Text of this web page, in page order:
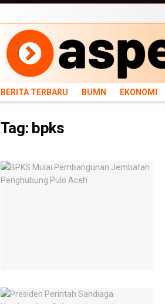
BERITA TERBARU BUMN EKONOMI
TEKNOLOGI
BERITA TERBARU BUMN EKONOMI
Tag: bpks